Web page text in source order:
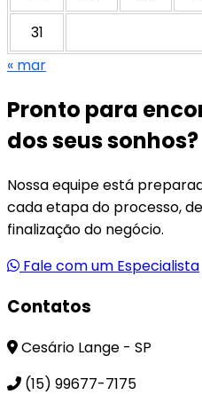
31
« mar
Pronto para
dos seus sonhos?
Nossa equipe está
cada etapa do processo,
finalização do negócio.
Fale com um Especialista
Contatos
Cesário Lange - SP
(15) 99677-7175